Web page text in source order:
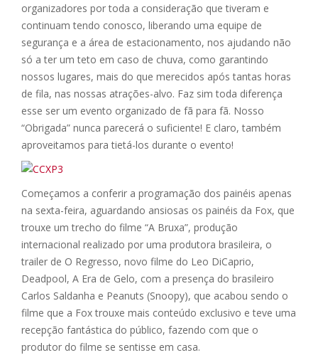
organizadores por toda a consideração que tiveram e
continuam tendo conosco, liberando uma equipe de
segurança e a área de estacionamento, nos ajudando não
só a ter um teto em caso de chuva, como garantindo
nossos lugares, mais do que merecidos após tantas horas
de fila, nas nossas atrações-alvo. Faz sim toda diferença
esse ser um evento organizado de fã para fã. Nosso
“Obrigada” nunca parecerá o suficiente! E claro, também
aproveitamos para tietá-los durante o evento!
Começamos a conferir a programação dos painéis apenas
na sexta-feira, aguardando ansiosas os painéis da Fox, que
trouxe um trecho do filme “A Bruxa”, produção
internacional realizado por uma produtora brasileira, o
trailer de O Regresso, novo filme do Leo DiCaprio,
Deadpool, A Era de Gelo, com a presença do brasileiro
Carlos Saldanha e Peanuts (Snoopy), que acabou sendo o
filme que a Fox trouxe mais conteúdo exclusivo e teve uma
recepção fantástica do público, fazendo com que o
produtor do filme se sentisse em casa.